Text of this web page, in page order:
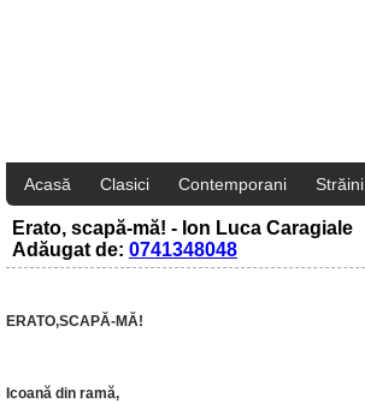
Acasă Clasici Contemporani Străini
Erato, scapă-mă! - Ion Luca Caragiale
Adăugat de: 0741348048
ERATO,SCAPĂ-MĂ!
Icoană din ramă,